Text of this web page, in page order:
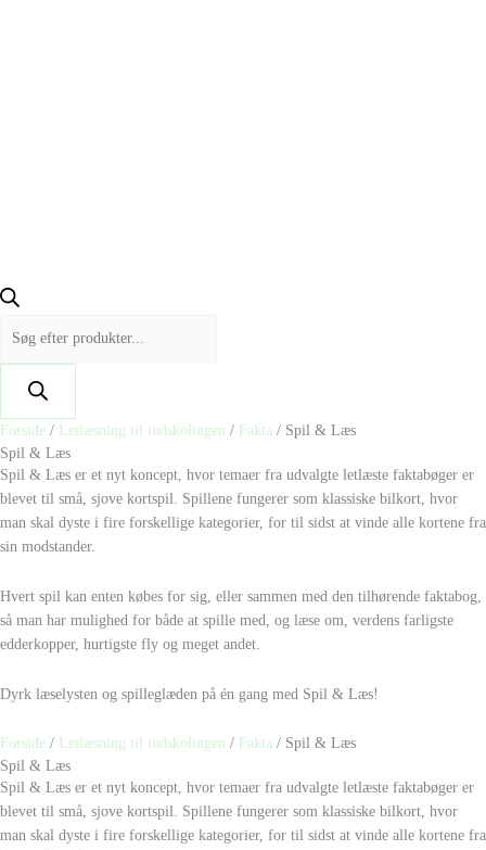
Forside / Letlæsning til indskolingen / Fakta / Spil & Læs
Spil & Læs
Spil & Læs er et nyt koncept, hvor temaer fra udvalgte letlæste faktabøger er
blevet til små, sjove kortspil. Spillene fungerer som klassiske bilkort, hvor
man skal dyste i fire forskellige kategorier, for til sidst at vinde alle kortene fra
sin modstander.
Hvert spil kan enten købes for sig, eller sammen med den tilhørende faktabog,
så man har mulighed for både at spille med, og læse om, verdens farligste
edderkopper, hurtigste fly og meget andet.
Dyrk læselysten og spilleglæden på én gang med Spil & Læs!
Forside / Letlæsning til indskolingen / Fakta / Spil & Læs
Spil & Læs
Spil & Læs er et nyt koncept, hvor temaer fra udvalgte letlæste faktabøger er
blevet til små, sjove kortspil. Spillene fungerer som klassiske bilkort, hvor
man skal dyste i fire forskellige kategorier, for til sidst at vinde alle kortene fra